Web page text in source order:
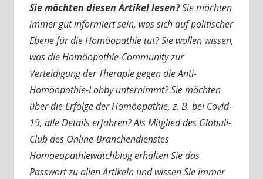
Sie möchten diesen Artikel lesen?Sie möchten
immer gut informiert sein, was sich auf politischer
Ebene für die Homöopathie tut? Sie wollen wissen,
was die Homöopathie-Community zur
Verteidigung der Therapie gegen die Anti-
Homöopathie-Lobby unternimmt? Sie möchten
über die Erfolge der Homöopathie, z. B. bei Covid-
19, alle Details erfahren? Als Mitglied des Globuli-
Club des Online-Branchendienstes
Homoeopathiewatchblog erhalten Sie das
Passwort zu allen Artikeln und wissen Sie immer